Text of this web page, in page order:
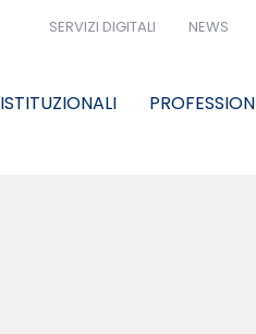
SERVIZI DIGITALI NEWS
ISTITUZIONALI